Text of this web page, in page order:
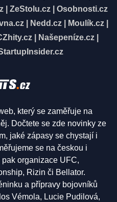
ZeStolu.cz
Osobnosti.cz
| Nedd.cz| Moulík.cz|
Našepeníze.cz
který se zaměřuje na
Dočtete se zde novinky ze
jaké zápasy se chystají i
se na českou i
organizace UFC,
Rizin či Bellator.
a přípravy bojovníků
Vémola, Lucie Pudilová,